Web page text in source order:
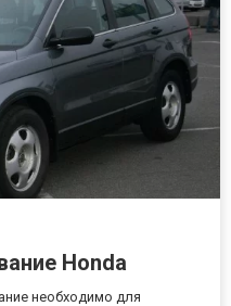
Honda
необходимо для